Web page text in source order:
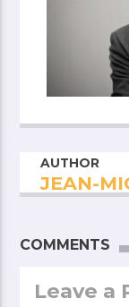
AUTHOR
JEAN-
COMMENTS
Leave a